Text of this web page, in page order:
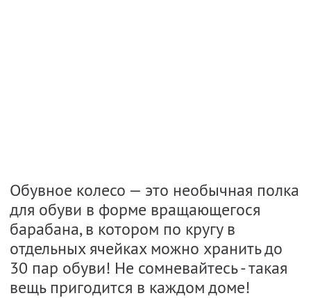
Обувное колесо — это необычная полка
для обуви в форме вращающегося
барабана, в котором по кругу в
отдельных ячейках можно хранить до
30 пар обуви! Не сомневайтесь - такая
вещь пригодится в каждом доме!